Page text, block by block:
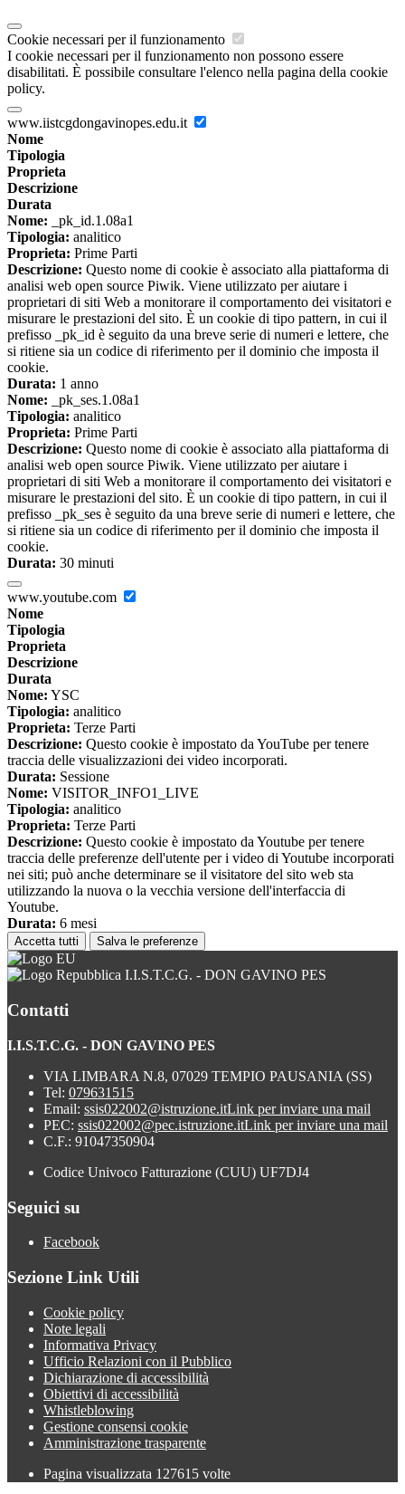
Cookie necessari per il funzionamento
I cookie necessari per il funzionamento non possono essere
disabilitati. È possibile consultare l'elenco nella pagina della cookie
policy.
www.iistcgdongavinopes.edu.it
Nome
Tipologia
Proprieta
Descrizione
Durata
Nome: _pk_id.1.08a1
Tipologia: analitico
Proprieta: Prime Parti
Descrizione: Questo nome di cookie è associato alla piattaforma di
analisi web open source Piwik. Viene utilizzato per aiutare i
proprietari di siti Web a monitorare il comportamento dei visitatori e
misurare le prestazioni del sito. È un cookie di tipo pattern, in cui il
prefisso _pk_id è seguito da una breve serie di numeri e lettere, che
si ritiene sia un codice di riferimento per il dominio che imposta il
cookie.
Durata: 1 anno
Nome: _pk_ses.1.08a1
Tipologia: analitico
Proprieta: Prime Parti
Descrizione: Questo nome di cookie è associato alla piattaforma di
analisi web open source Piwik. Viene utilizzato per aiutare i
proprietari di siti Web a monitorare il comportamento dei visitatori e
misurare le prestazioni del sito. È un cookie di tipo pattern, in cui il
prefisso _pk_ses è seguito da una breve serie di numeri e lettere, che
si ritiene sia un codice di riferimento per il dominio che imposta il
cookie.
Durata: 30 minuti
www.youtube.com
Nome
Tipologia
Proprieta
Descrizione
Durata
Nome: YSC
Tipologia: analitico
Proprieta: Terze Parti
Descrizione: Questo cookie è impostato da YouTube per tenere
traccia delle visualizzazioni dei video incorporati.
Durata: Sessione
Nome: VISITOR_INFO1_LIVE
Tipologia: analitico
Proprieta: Terze Parti
Descrizione: Questo cookie è impostato da Youtube per tenere
traccia delle preferenze dell'utente per i video di Youtube incorporati
nei siti; può anche determinare se il visitatore del sito web sta
utilizzando la nuova o la vecchia versione dell'interfaccia di
Youtube.
Durata: 6 mesi
Accetta tutti Salva le preferenze
I.I.S.T.C.G. - DON GAVINO PES
Contatti
I.I.S.T.C.G. - DON GAVINO PES
VIA LIMBARA N.8, 07029 TEMPIO PAUSANIA (SS)
Tel: 079631515
Email: ssis022002@istruzione.itLink per inviare una mail
PEC: ssis022002@pec.istruzione.itLink per inviare una mail
C.F.: 91047350904
Codice Univoco Fatturazione (CUU) UF7DJ4
Seguici su
Facebook
Sezione Link Utili
Cookie policy
Note legali
Informativa Privacy
Ufficio Relazioni con il Pubblico
Dichiarazione di accessibilità
Obiettivi di accessibilità
Whistleblowing
Gestione consensi cookie
Amministrazione trasparente
Pagina visualizzata 127615 volte